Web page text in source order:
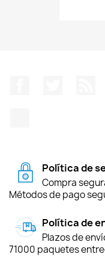
Política de
Compra
Métodos de pago
Política de
Plazos de
71000 paquetes